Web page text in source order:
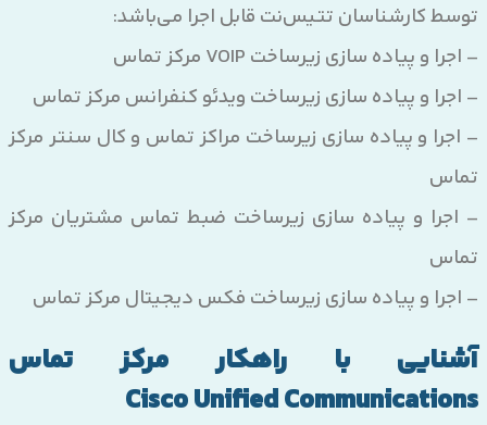
توسط کارشناسان تتیس‌نت قابل اجرا می‌باشد:
– اجرا و پیاده سازی زیرساخت VOIP مرکز تماس
– اجرا و پیاده سازی زیرساخت ویدئو کنفرانس مرکز تماس
– اجرا و پیاده سازی زیرساخت مراکز تماس و کال سنتر مرکز
تماس
– اجرا و پیاده سازی زیرساخت ضبط تماس مشتریان مرکز
تماس
– اجرا و پیاده سازی زیرساخت فکس دیجیتال مرکز تماس
آشنایی با راهکار مرکز تماس
Cisco Unified Communications